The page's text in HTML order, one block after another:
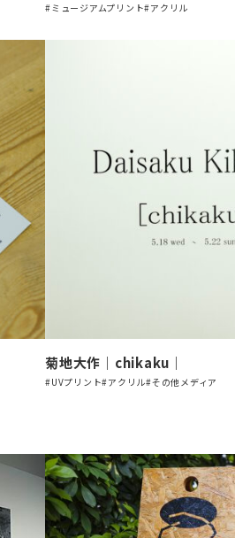
#ミュージアムプリント#アクリル
菊地大作｜chikaku｜
#UVプリント#アクリル#その他メディア